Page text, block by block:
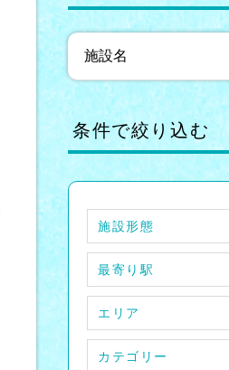
条件で絞り込む
施設形態
最寄り駅
エリア
カテゴリー